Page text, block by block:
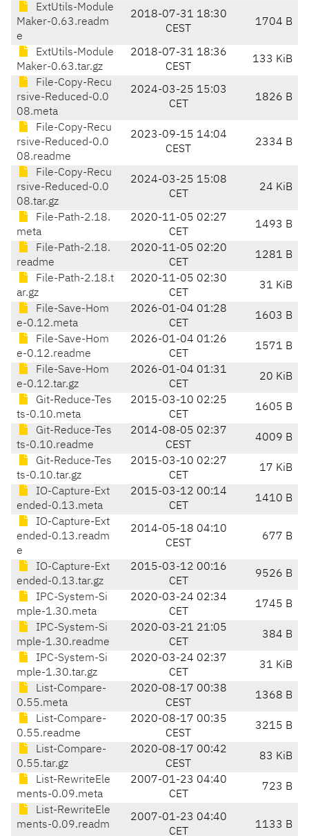
ExtUtils-Module
Maker-0.63.readm
e
2018-07-31 18:30
CEST
1704 B
ExtUtils-Module
Maker-0.63.tar.gz
2018-07-31 18:36
CEST
133 KiB
File-Copy-Recu
rsive-Reduced-0.0
08.meta
2024-03-25 15:03
CET
1826 B
File-Copy-Recu
rsive-Reduced-0.0
08.readme
2023-09-15 14:04
CEST
2334 B
File-Copy-Recu
rsive-Reduced-0.0
08.tar.gz
2024-03-25 15:08
CET
24 KiB
File-Path-2.18.
meta
2020-11-05 02:27
CET
1493 B
File-Path-2.18.
readme
2020-11-05 02:20
CET
1281 B
File-Path-2.18.t
ar.gz
2020-11-05 02:30
CET
31 KiB
File-Save-Hom
e-0.12.meta
2026-01-04 01:28
CET
1603 B
File-Save-Hom
e-0.12.readme
2026-01-04 01:26
CET
1571 B
File-Save-Hom
e-0.12.tar.gz
2026-01-04 01:31
CET
20 KiB
Git-Reduce-Tes
ts-0.10.meta
2015-03-10 02:25
CET
1605 B
Git-Reduce-Tes
ts-0.10.readme
2014-08-05 02:37
CEST
4009 B
Git-Reduce-Tes
ts-0.10.tar.gz
2015-03-10 02:27
CET
17 KiB
IO-Capture-Ext
ended-0.13.meta
2015-03-12 00:14
CET
1410 B
IO-Capture-Ext
ended-0.13.readm
e
2014-05-18 04:10
CEST
677 B
IO-Capture-Ext
ended-0.13.tar.gz
2015-03-12 00:16
CET
9526 B
IPC-System-Si
mple-1.30.meta
2020-03-24 02:34
CET
1745 B
IPC-System-Si
mple-1.30.readme
2020-03-21 21:05
CET
384 B
IPC-System-Si
mple-1.30.tar.gz
2020-03-24 02:37
CET
31 KiB
List-Compare-
0.55.meta
2020-08-17 00:38
CEST
1368 B
List-Compare-
0.55.readme
2020-08-17 00:35
CEST
3215 B
List-Compare-
0.55.tar.gz
2020-08-17 00:42
CEST
83 KiB
List-RewriteEle
ments-0.09.meta
2007-01-23 04:40
CET
723 B
List-RewriteEle
ments-0.09.readm
2007-01-23 04:40
CET
1133 B